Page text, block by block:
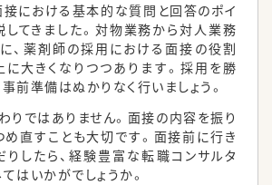
接における基本的な質問と回答のポイ
してきました。対物業務から対人業務
、薬剤師の採用における面接の役割
に大きくなりつつあります。採用を勝
前準備はぬかりなく行いましょう。
りではありません。面接の内容を振り
め直すことも大切です。面接前に行き
りしたら、経験豊富な転職コンサルタ
はいかがでしょうか。